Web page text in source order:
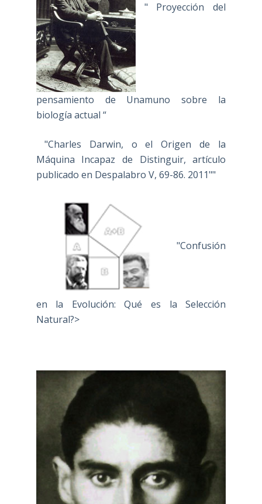
" Proyección del
pensamiento de Unamuno sobre la
biología actual “
"Charles Darwin, o el Origen de la
Máquina Incapaz de Distinguir, artículo
publicado en Despalabro V, 69-86. 2011""
"Confusión
en la Evolución: Qué es la Selección
Natural?>